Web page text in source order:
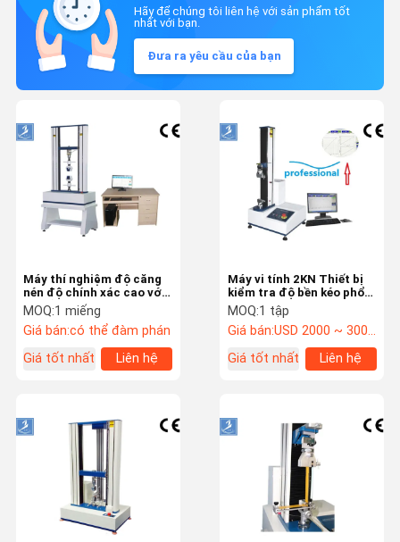
Hãy để chúng tôi liên hệ với sản phẩm tốt
nhất với bạn.
Đưa ra yêu cầu của bạn
Máy vi tính 2KN Thiết bị
kiểm tra độ bền kéo phổ
rộng 0,1 đến 500 mm /
phút
MOQ:1 tập
Giá bán:USD 2000 ~ 3000/set
Giá tốt nhất
Liên hệ
Máy thí nghiệm độ căng
nén độ chính xác cao với
pin tải Celtron 5000kg
MOQ:1 miếng
Giá bán:có thể đàm phán
Giá tốt nhất
Liên hệ